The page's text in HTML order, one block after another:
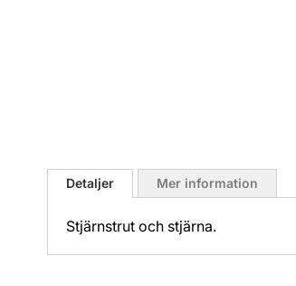
till
bildgalleriet
Detaljer
Stjärnstrut och stjärna.
Mer information